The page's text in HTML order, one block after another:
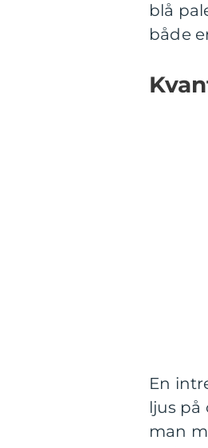
blå
både
En
ljus
man